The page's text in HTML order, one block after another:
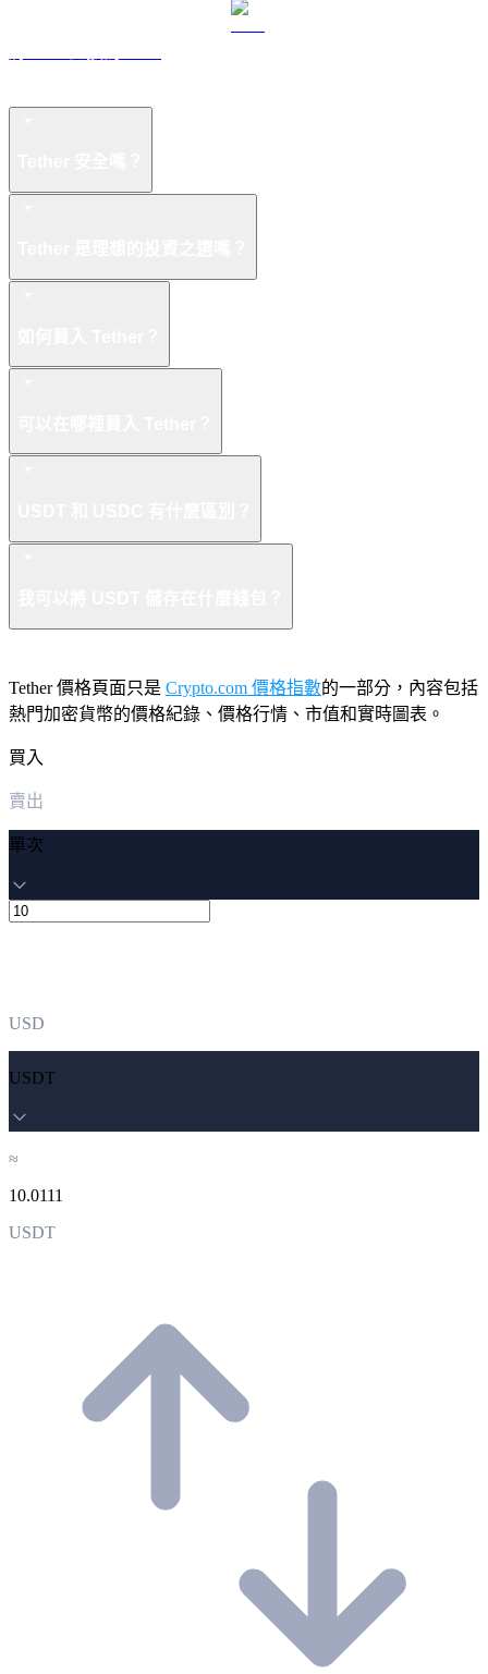
Tether 價格頁面只是 Crypto.com 價格指數的一部分，內容包括
熱門加密貨幣的價格紀錄、價格行情、市值和實時圖表。
買入
賣出
單次
USD
USDT
≈
10.0111
USDT